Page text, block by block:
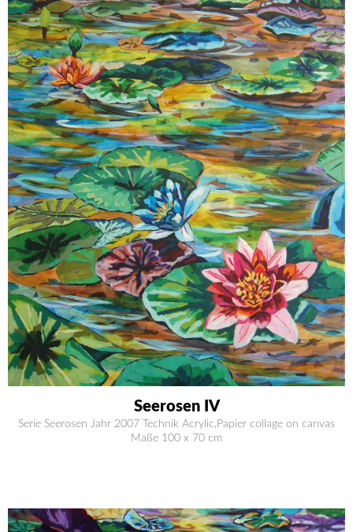
Seerosen IV
Serie Seerosen Jahr 2007 Technik Acrylic,Papier collage on canvas
Maße 100 x 70 cm